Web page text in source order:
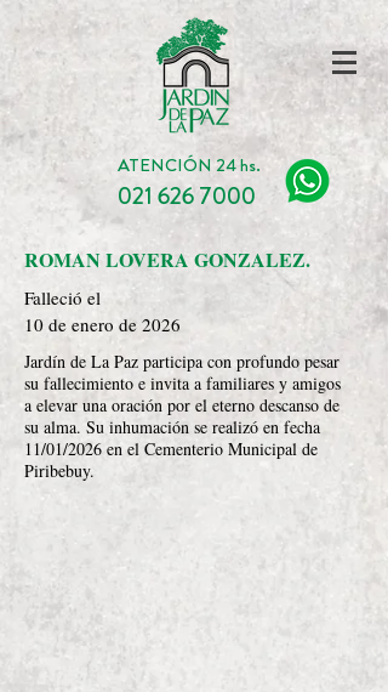
ATENCIÓN 24 hs.
021 626 7000
ROMAN LOVERA GONZALEZ.
Falleció el
10 de enero de 2026
Jardín de La Paz participa con profundo pesar
su fallecimiento e invita a familiares y amigos
a elevar una oración por el eterno descanso de
su alma. Su inhumación se realizó en fecha
11/01/2026 en el Cementerio Municipal de
Piribebuy.